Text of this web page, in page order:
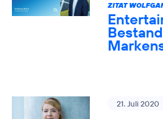
ZITAT
21. Juli 2020